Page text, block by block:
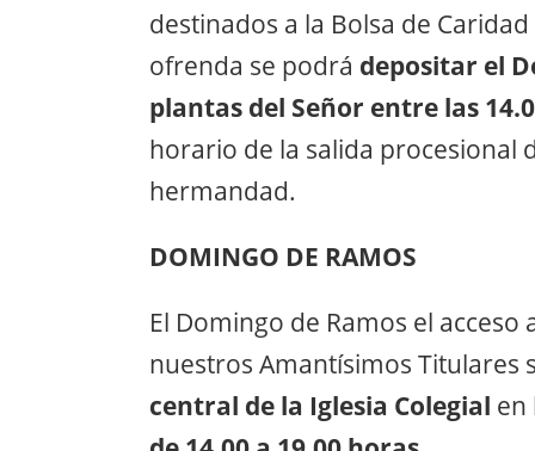
destinados a la Bolsa de
ofrenda se podrá depositar el
plantas del Señor entre las
horario de la salida procesional
hermandad.
DOMINGO DE RAMOS
El Domingo de Ramos el
nuestros Amantísimos Titulares
central de la Iglesia Colegial